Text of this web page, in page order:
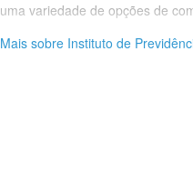
uma variedade de opções de
Mais sobre Instituto de